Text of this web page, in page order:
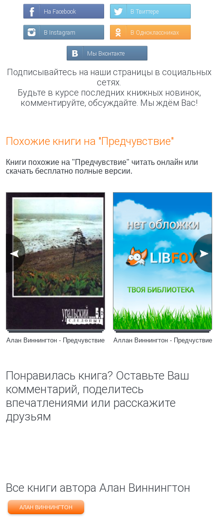
На Facebook В Твиттере
В Instagram В Одноклассниках
Мы Вконтакте
Подписывайтесь на наши страницы в социальных
сетях.
Будьте в курсе последних книжных новинок,
комментируйте, обсуждайте. Мы ждём Вас!
Похожие книги на "Предчувствие"
Книги похожие на "Предчувствие" читать онлайн или
скачать бесплатно полные версии.
Алан Виннингтон - Предчувствие Аллан Виннингтон - Предчуствие
Понравилась книга? Оставьте Ваш
комментарий, поделитесь
впечатлениями или расскажите
друзьям
Все книги автора Алан Виннингтон
АЛАН ВИННИНГТОН